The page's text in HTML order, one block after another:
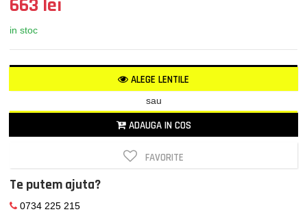
663 lei
in stoc
ALEGE LENTILE
sau
ADAUGA IN COS
FAVORITE
Te putem ajuta?
0734 225 215